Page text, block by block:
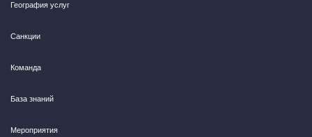
География услуг
Санкции
Команда
База знаний
Мероприятия